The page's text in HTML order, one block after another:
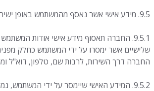
9.5. מידע אישי אשר נאסף מהמשתמש באופן ישיר:
9.5.1. החברה תאסוף מידע אישי אודות
שלישיים אשר ימסרו על ידי המשתמש כחלק
החברה דרך השירות, לרבות שם, טלפון, דוא"ל
9.5.2. המידע האישי שיימסר על ידי המשתמש,